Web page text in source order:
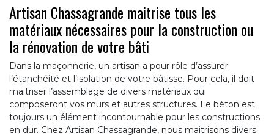
Artisan Chassagrande maitrise tous les
matériaux nécessaires pour la construction ou
la rénovation de votre bâti
Dans la maçonnerie, un artisan a pour rôle d’assurer
l’étanchéité et l’isolation de votre bâtisse. Pour cela, il doit
maitriser l’assemblage de divers matériaux qui
composeront vos murs et autres structures. Le béton est
toujours un élément incontournable pour les constructions
en dur. Chez Artisan Chassagrande, nous maitrisons divers